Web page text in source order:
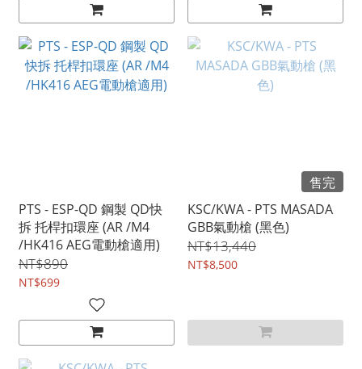
PTS - ESP-QD 鋼製 QD快
拆 托桿扣環座 (AR /M4
/HK416 AEG電動槍適用)
NT$890
NT$699
售完
KSC/KWA - PTS MASADA
GBB氣動槍 (黑色)
NT$13,440
NT$8,500